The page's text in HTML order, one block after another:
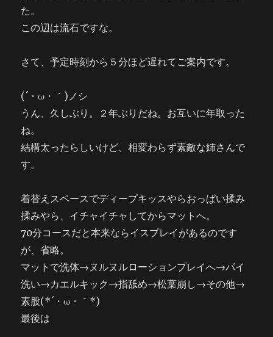
た。
この辺は流石ですな。
さて、予定時刻から５分ほど遅れてご案内です。
(´・ω・｀)ノシ
うん、久しぶり。２年ぶりだね。お互いに年取った
ね。
結構太ったらしいけど、相変わらず素敵な姉さんで
す。
着替えスペースでディープキッスやらおっぱい揉み
揉みやら、イチャイチャしてからマットへ。
70分コースだと本来ならイスプレイがあるのです
が、省略。
マットで洗体→ヌルヌルローションプレイへ→パイ
洗い→カエルキック→指舐め→松葉崩し→その他→
素股(*´・ω・｀*)
最後は